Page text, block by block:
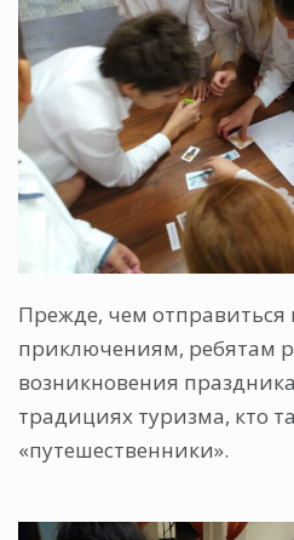
Прежде, чем отправиться
приключениям, ребятам
возникновения
традициях туризма, кто
«путешественники».